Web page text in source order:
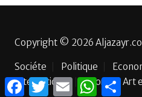
Copyright © 2026
Sociéte Politique
International
Sport Art
F
T
w
E
m
W
h
P